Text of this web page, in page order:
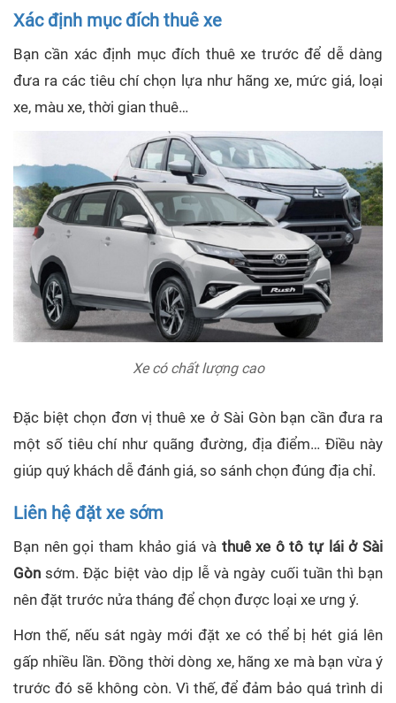
Xác định mục đích thuê xe
Bạn cần xác định mục đích thuê xe trước để dễ dàng
đưa ra các tiêu chí chọn lựa như hãng xe, mức giá, loại
xe, màu xe, thời gian thuê…
Xe có chất lượng cao
Đặc biệt chọn đơn vị thuê xe ở Sài Gòn bạn cần đưa ra
một số tiêu chí như quãng đường, địa điểm… Điều này
giúp quý khách dễ đánh giá, so sánh chọn đúng địa chỉ.
Liên hệ đặt xe sớm
Bạn nên gọi tham khảo giá và thuê xe ô tô tự lái ở Sài
Gòn sớm. Đặc biệt vào dịp lễ và ngày cuối tuần thì bạn
nên đặt trước nửa tháng để chọn được loại xe ưng ý.
Hơn thế, nếu sát ngày mới đặt xe có thể bị hét giá lên
gấp nhiều lần. Đồng thời dòng xe, hãng xe mà bạn vừa ý
trước đó sẽ không còn. Vì thế, để đảm bảo quá trình di